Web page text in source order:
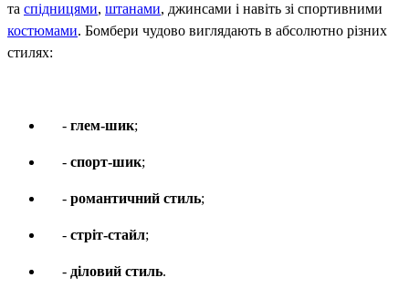
та спідницями, штанами, джинсами і навіть зі спортивними
костюмами. Бомбери чудово виглядають в абсолютно різних
стилях:
- глем-шик;
- спорт-шик;
- романтичний стиль;
- стріт-стайл;
- діловий стиль.